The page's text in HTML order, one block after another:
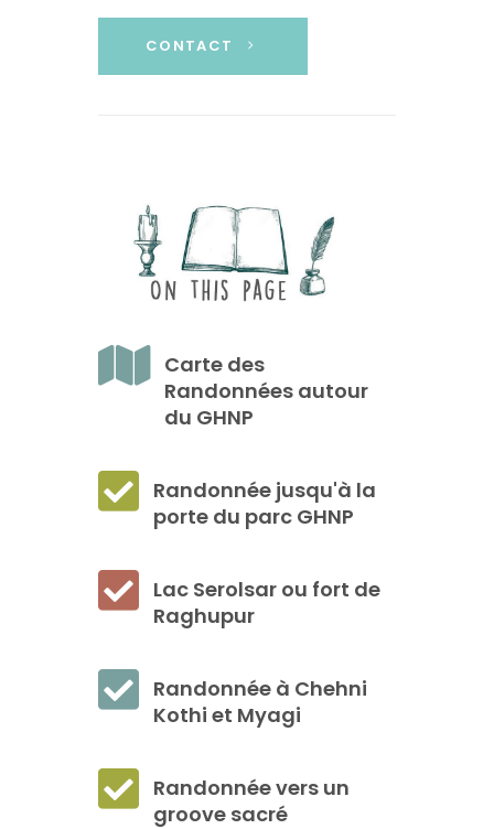
CONTACT
Carte des
Randonnées autour
du GHNP
Randonnée jusqu'à la
porte du parc GHNP
Lac Serolsar ou fort de
Raghupur
Randonnée à Chehni
Kothi et Myagi
Randonnée vers un
groove sacré